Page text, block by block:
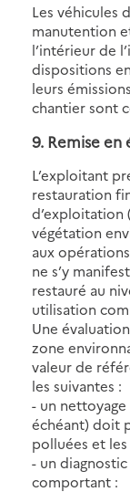
Les véhicules
manutention
l’intérieur de
dispositions
leurs
chantier sont
9. Remise
L’exploitant
restauration
d’exploitation
végétation
aux
ne s’y
restauré au
utilisation
Une
zone
valeur de
les suivantes :
- un nettoyage
échéant) doit
polluées et
- un
comportant :